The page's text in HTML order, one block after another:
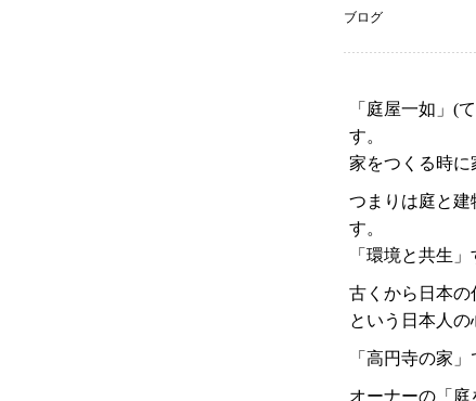
ブログ
「庭屋一如」(
す。
家をつくる時に
つまりは庭と建
す。
「環境と共生
古くから日本の
という日本人の
「高円寺の家
オーナーの「庭